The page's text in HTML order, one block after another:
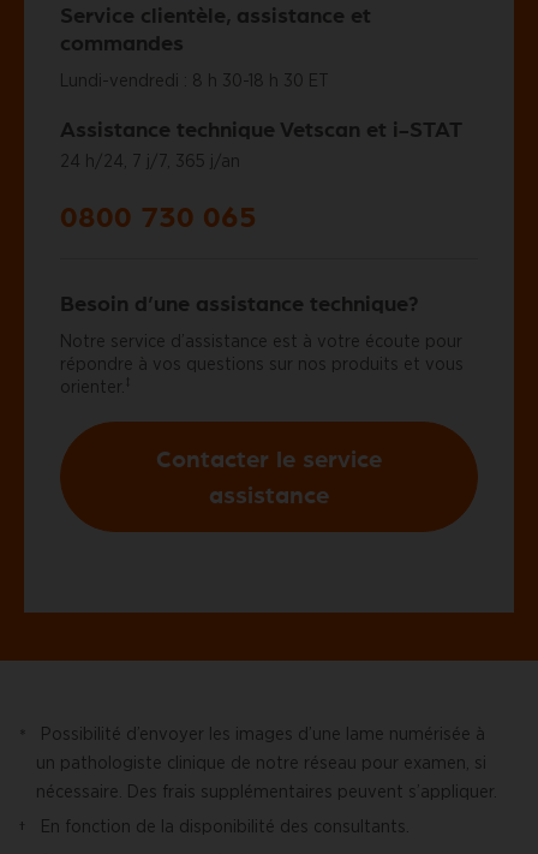
Service clientèle, assistance et
commandes
Lundi-vendredi : 8 h 30-18 h 30 ET
Assistance technique Vetscan et i-STAT
24 h/24, 7 j/7, 365 j/an
0800 730 065
Besoin d’une assistance technique?
Notre service d’assistance est à votre écoute pour
répondre à vos questions sur nos produits et vous
orienter. ‡
Contacter le service
assistance
*
Possibilité d’envoyer les images d’une lame numérisée à
un pathologiste clinique de notre réseau pour examen, si
nécessaire. Des frais supplémentaires peuvent s’appliquer.
†
En fonction de la disponibilité des consultants.